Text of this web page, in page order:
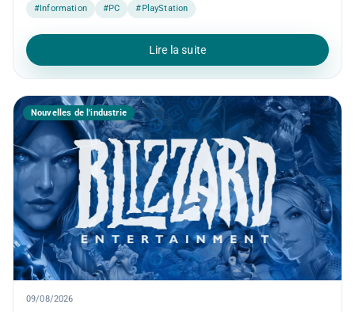
#Information #PC #PlayStation
Lire la suite
Nouvelles de l'industrie
09/08/2026